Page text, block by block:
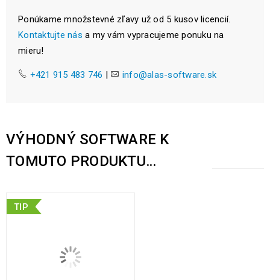
Ponúkame množstevné zľavy už od 5 kusov licencií.
Kontaktujte nás a my vám vypracujeme ponuku na
mieru!
+421 915 483 746 info@alas-software.sk
VÝHODNÝ SOFTWARE K
TOMUTO PRODUKTU…
TIP